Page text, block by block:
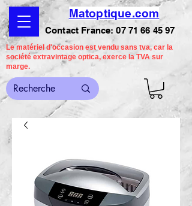
Matoptique.com
Contact France:07 71 66 45 97
Le matériel d'occasion est vendu sans tva, car la
société extravintage optica, exerce la TVA sur
marge.